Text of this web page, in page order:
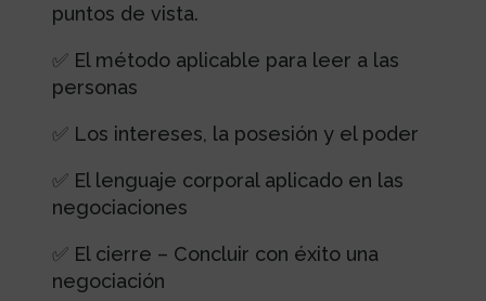
puntos de vista.
✅ El método aplicable para leer a las
personas
✅Los intereses, la posesión y el poder
✅El lenguaje corporal aplicado en las
negociaciones
✅El cierre – Concluir con éxito una
negociación